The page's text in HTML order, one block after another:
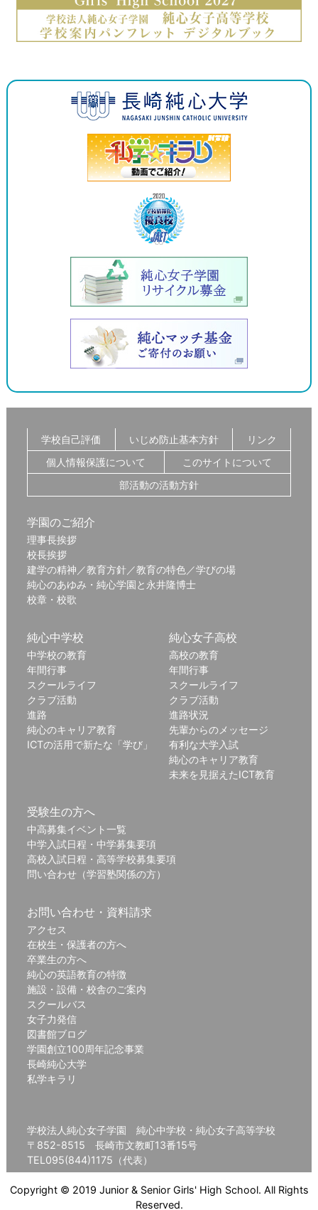
学校自己評価 いじめ防止基本方針
リンク
個人情報保護について
このサイトについて
部活動の活動方針
学園のご紹介
理事長挨拶
校長挨拶
建学の精神／教育方針／教育の特色／学びの場
純心のあゆみ・純心学園と永井隆博士
校章・校歌
純心中学校
中学校の教育
年間行事
スクールライフ
クラブ活動
進路
純心のキャリア教育
ICTの活用で新たな「学び」
純心女子高校
高校の教育
年間行事
スクールライフ
クラブ活動
進路状況
先輩からのメッセージ
有利な大学入試
純心のキャリア教育
未来を見据えたICT教育
受験生の方へ
中高募集イベント一覧
中学入試日程・中学募集要項
高校入試日程・高等学校募集要項
問い合わせ（学習塾関係の方）
お問い合わせ・資料請求
アクセス
在校生・保護者の方へ
卒業生の方へ
純心の英語教育の特徴
施設・設備・校舎のご案内
スクールバス
女子力発信
図書館ブログ
学園創立100周年記念事業
長崎純心大学
私学キラリ
学校法人純心女子学園 純心中学校・純心女子高等学校
〒852-8515 長崎市文教町13番15号
TEL095(844)1175（代表）
Copyright © 2019 Junior & Senior Girls' High School. All Rights
Reserved.